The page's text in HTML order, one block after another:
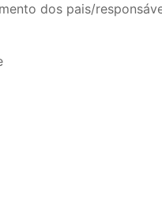
dos pais/